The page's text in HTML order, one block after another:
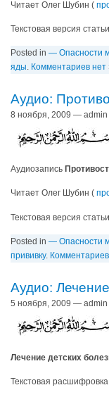
Читает Олег Шубин (
Текстовая версия статьи
Posted in — Опасности
яды. Комментариев нет
Аудио:
8 ноября, 2009 — admin
Аудиозапись
Читает Олег Шубин (
Текстовая версия статьи
Posted in — Опасности
прививку.
Аудио:
5 ноября, 2009 — admin
Лечение детских
Текстовая